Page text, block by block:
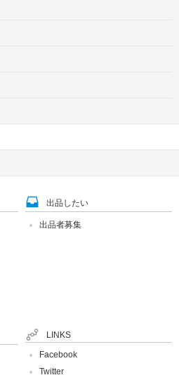
出品したい
出品者募集
LINKS
Facebook
Twitter